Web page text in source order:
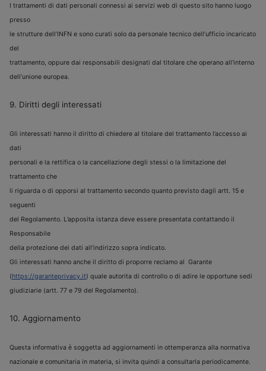
I trattamenti di dati personali connessi ai servizi web di questo sito hanno luogo
presso
le strutture dell’INFN e sono curati solo da personale tecnico dell’ufficio incaricato
del
trattamento, oppure dai responsabili designati dal titolare che operano all’interno
dell’unione europea.
9. Diritti degli interessati
Gli interessati hanno il diritto di chiedere al titolare del trattamento l’accesso ai
dati
personali e la rettifica o la cancellazione degli stessi o la limitazione del
trattamento che
li riguarda o di opporsi al trattamento secondo quanto previsto dagli artt. 15 e
seguenti
del Regolamento. L’apposita istanza deve essere presentata contattando il
Responsabile
della protezione dei dati all’indirizzo sopra indicato.
Gli interessati hanno anche il diritto di proporre reclamo al Garante
(https://garanteprivacy.it) quale autorita di controllo o di adire le opportune sedi
giudiziarie (artt. 77 e 79 del Regolamento).
10. Aggiornamento
Questa informativa è soggetta ad aggiornamenti in ottemperanza alla normativa
nazionale e comunitaria in materia, si invita quindi a consultarla periodicamente.